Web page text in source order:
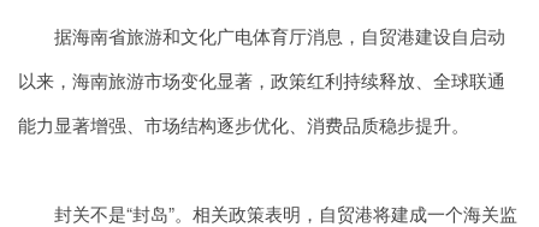
据海南省旅游和文化广电体育厅消息，自贸港建设自启动
以来，海南旅游市场变化显著，政策红利持续释放、全球联通
能力显著增强、市场结构逐步优化、消费品质稳步提升。
封关不是“封岛”。相关政策表明，自贸港将建成一个海关监